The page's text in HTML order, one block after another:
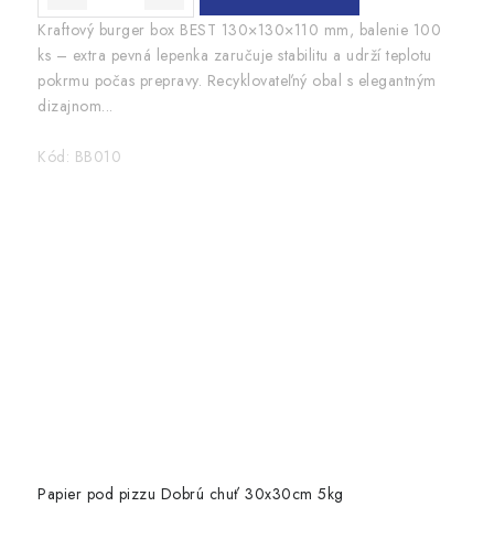
Kraftový burger box BEST 130×130×110 mm, balenie 100
ks – extra pevná lepenka zaručuje stabilitu a udrží teplotu
pokrmu počas prepravy. Recyklovateľný obal s elegantným
dizajnom...
Kód: BB010
Papier pod pizzu Dobrú chuť 30x30cm 5kg